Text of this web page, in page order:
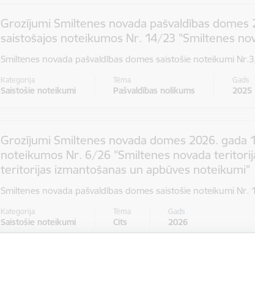
Grozījumi Smiltenes novada pašvaldības domes
saistošajos noteikumos Nr. 14/23 "Smiltenes
Smiltenes novada pašvaldības domes saistošie noteikumi
Kategorija
Saistošie noteikumi
Tēma
Pašvaldības nolikums
Gads
2025
Grozījumi Smiltenes novada domes 2026. gada
noteikumos Nr. 6/26 "Smiltenes novada
teritorijas izmantošanas un apbūves noteikumi"
Smiltenes novada pašvaldības domes saistošie noteikumi Nr.
Kategorija
Saistošie noteikumi
Tēma
Cits
Gads
2026